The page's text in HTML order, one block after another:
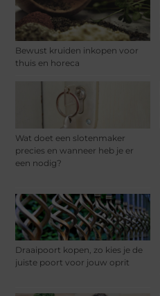
Bewust kruiden inkopen voor
thuis en horeca
Wat doet een slotenmaker
precies en wanneer heb je er
een nodig?
Draaipoort kopen, zo kies je de
juiste poort voor jouw oprit